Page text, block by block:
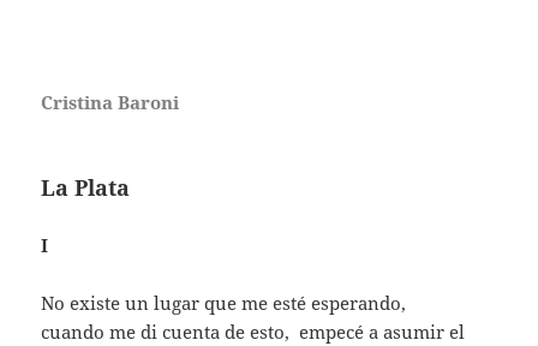
Cristina Baroni
La Plata
I
No existe un lugar que me esté esperando,
cuando me di cuenta de esto, empecé a asumir el